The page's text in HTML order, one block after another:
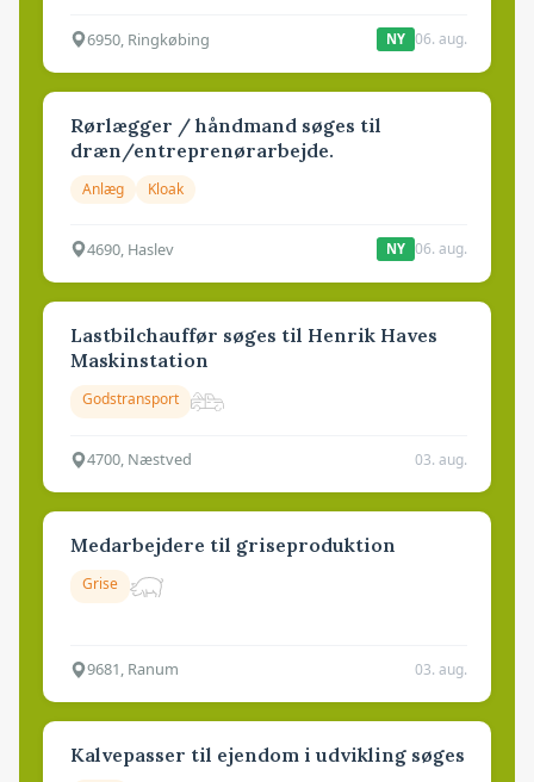
6950, Ringkøbing NY 06. aug.
Rørlægger / håndmand søges til
dræn/entreprenørarbejde.
Anlæg Kloak
4690, Haslev NY 06. aug.
Lastbilchauffør søges til Henrik Haves
Maskinstation
Godstransport
4700, Næstved 03. aug.
Medarbejdere til griseproduktion
Grise
9681, Ranum 03. aug.
Kalvepasser til ejendom i udvikling søges